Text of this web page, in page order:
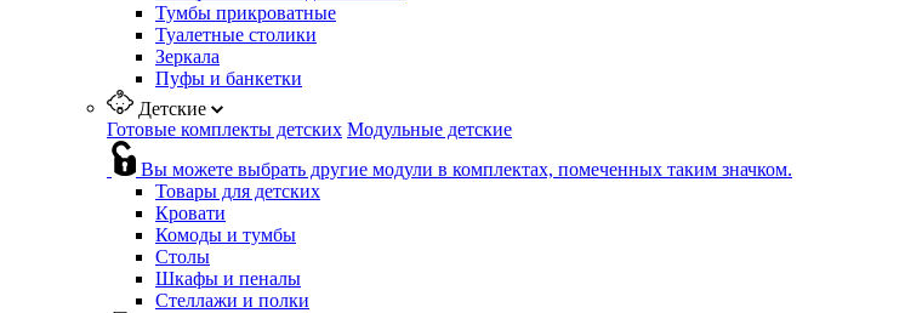
Тумбы прикроватные
Туалетные столики
Зеркала
Пуфы и банкетки
Детские
Готовые комплекты детских Модульные детские
Вы можете выбрать другие модули в комплектах, помеченных таким значком.
Товары для детских
Кровати
Комоды и тумбы
Столы
Шкафы и пеналы
Стеллажи и полки